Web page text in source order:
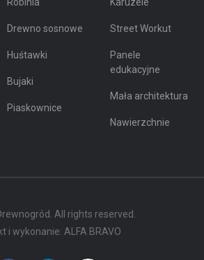
Robinia
Drewno sosnowe
Huśtawki
Bujaki
Piaskownice
Karuzele
Street Workut
Panele
edukacyjne
Mała architektura
Nawierzchnie
All rights reserved.
i wykonanie: ALFA BRAVO